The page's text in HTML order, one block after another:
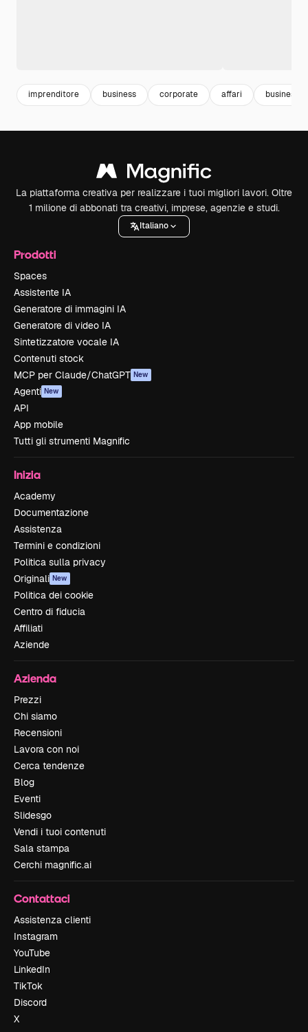
imprenditore business corporate affari business
La piattaforma creativa per realizzare i tuoi migliori lavori. Oltre
1 milione di abbonati tra creativi, imprese, agenzie e studi.
Italiano
Prodotti
Spaces
Assistente IA
Generatore di immagini IA
Generatore di video IA
Sintetizzatore vocale IA
Contenuti stock
MCP per Claude/ChatGPT New
Agenti New
API
App mobile
Tutti gli strumenti Magnific
Inizia
Academy
Documentazione
Assistenza
Termini e condizioni
Politica sulla privacy
Originali New
Politica dei cookie
Centro di fiducia
Affiliati
Aziende
Azienda
Prezzi
Chi siamo
Recensioni
Lavora con noi
Cerca tendenze
Blog
Eventi
Slidesgo
Vendi i tuoi contenuti
Sala stampa
Cerchi magnific.ai
Contattaci
Assistenza clienti
Instagram
YouTube
LinkedIn
TikTok
Discord
X